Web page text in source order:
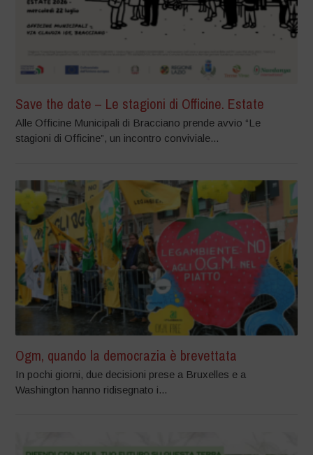
Save the date – Le stagioni di Officine. Estate
Alle Officine Municipali di Bracciano prende avvio “Le
stagioni di Officine”, un incontro conviviale...
Ogm, quando la democrazia è brevettata
In pochi giorni, due decisioni prese a Bruxelles e a
Washington hanno ridisegnato i...